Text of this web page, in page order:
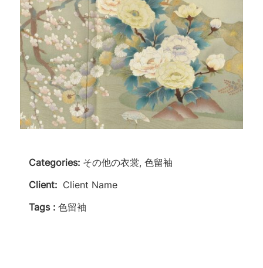
Categories: その他の衣裳, 色留袖
Client: Client Name
Tags : 色留袖